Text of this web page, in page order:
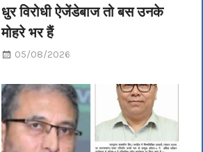
धुर विरोधी ऐजेंडेबाज तो बस उनके
मोहरे भर हैं
05/08/2026